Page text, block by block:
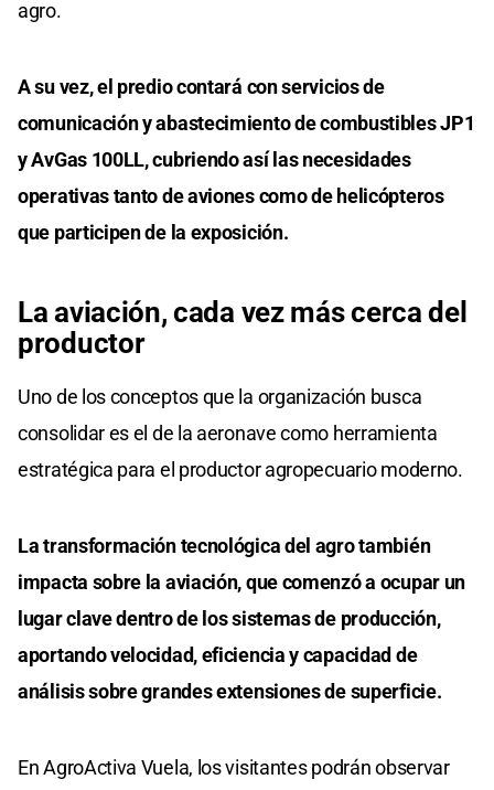
agro.
A su vez, el predio contará con servicios de
comunicación y abastecimiento de combustibles JP1
y AvGas 100LL, cubriendo así las necesidades
operativas tanto de aviones como de helicópteros
que participen de la exposición.
La aviación, cada vez más cerca del
productor
Uno de los conceptos que la organización busca
consolidar es el de la aeronave como herramienta
estratégica para el productor agropecuario moderno.
La transformación tecnológica del agro también
impacta sobre la aviación, que comenzó a ocupar un
lugar clave dentro de los sistemas de producción,
aportando velocidad, eficiencia y capacidad de
análisis sobre grandes extensiones de superficie.
En AgroActiva Vuela, los visitantes podrán observar